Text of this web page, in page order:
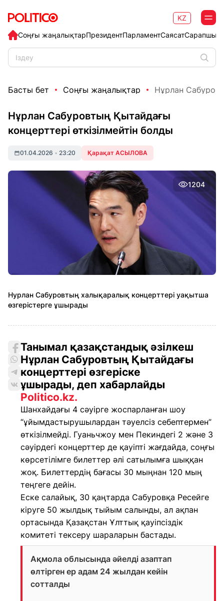
Соңғы жаңалықтарПрезидентПарламентСаясат
KZ
Басты бет Соңғы жаңалықтар Нұрлан
Нұрлан Сабуровтың Қытайдағы
концерттері өткізілмейтін болды
01.04.2026 • 23:20 Қарақат АСЫЛОВА
1204
Нурлан Сабуровтың халықаралық концерттері уақытша
өзгерістерге ұшырады
Танымал қазақстандық әзілкеш
Нұрлан Сабуровтың Қытайдағы
концерттері өзгеріске
ұшырады, деп хабарлайды
Politico.kz.
Шанхайдағы 4 сәуірге жоспарланған шоу
“ұйымдастырушылардан тәуелсіз себептермен”
өткізілмейді. Гуаньчжоу мен Пекиндегі 2 және 3
сәуірдегі концерттер де қауіпті жағдайда, соңғы
көрсетілімге билеттер әлі сатылымға шыққан
жоқ. Билеттердің бағасы 30 мыңнан 120 мың
теңгеге дейін.
Еске салайық, 30 қаңтарда Сабуровқа Ресейге
кіруге 50 жылдық тыйым салынды, ал ақпан
ортасында Қазақстан Ұлттық қауіпсіздік
комитеті тексеру шараларын бастады.
Ақмола облысында әйелді азаптап
өлтірген ер адам 24 жылдан кейін
сотталды